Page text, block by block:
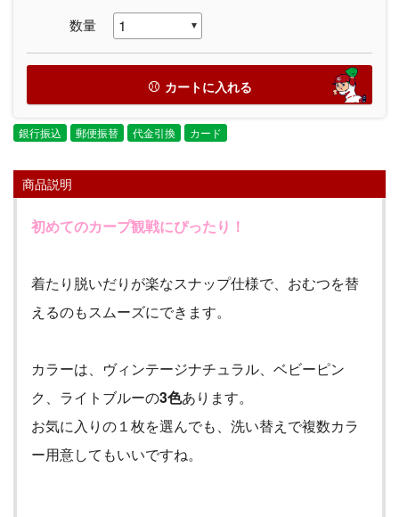
数量
カートに入れる
銀行振込 郵便振替 代金引換 カード
商品説明
初めてのカープ観戦にぴったり！
着たり脱いだりが楽なスナップ仕様で、おむつを替
えるのもスムーズにできます。
カラーは、ヴィンテージナチュラル、ベビーピン
ク、ライトブルーの3色あります。
お気に入りの１枚を選んでも、洗い替えで複数カラ
ー用意してもいいですね。